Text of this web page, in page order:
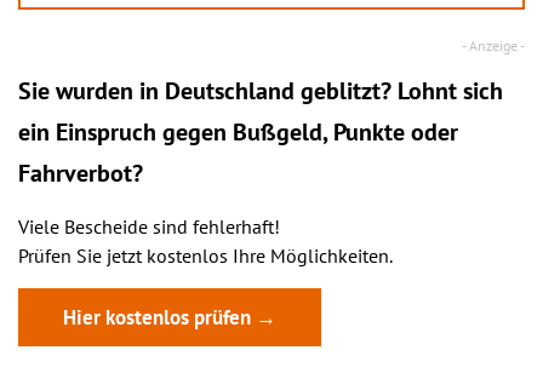
Sie wurden in Deutschland geblitzt? Lohnt sich
ein Einspruch gegen Bußgeld, Punkte oder
Fahrverbot?
Viele Bescheide sind fehlerhaft!
Prüfen Sie jetzt kostenlos Ihre Möglichkeiten.
Hier kostenlos prüfen →